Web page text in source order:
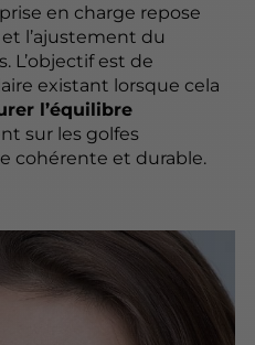
prise en charge repose
et l’ajustement du
L’objectif est de
existant lorsque cela
l’équilibre
sur les golfes
cohérente et durable.